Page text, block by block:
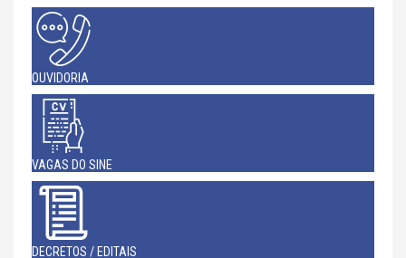
OUVIDORIA
VAGAS DO SINE
DECRETOS / EDITAIS